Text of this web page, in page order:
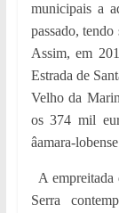
municipais a
passado,
Assim, em
Estrada de
Velho da
os 374 mil
âamara-
A empreitada
Serra